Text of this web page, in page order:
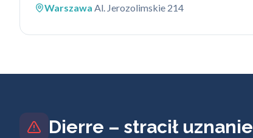
Warszawa Al. Jerozolimskie 214
Dierre – stracił